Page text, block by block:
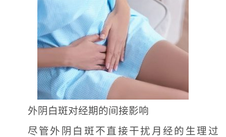
外阴白斑对经期的间接影响
尽管外阴白斑不直接干扰月经的生理过